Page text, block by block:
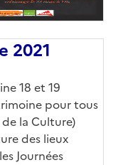
2021
18 et 19
pour tous
la Culture)
des lieux
Journées